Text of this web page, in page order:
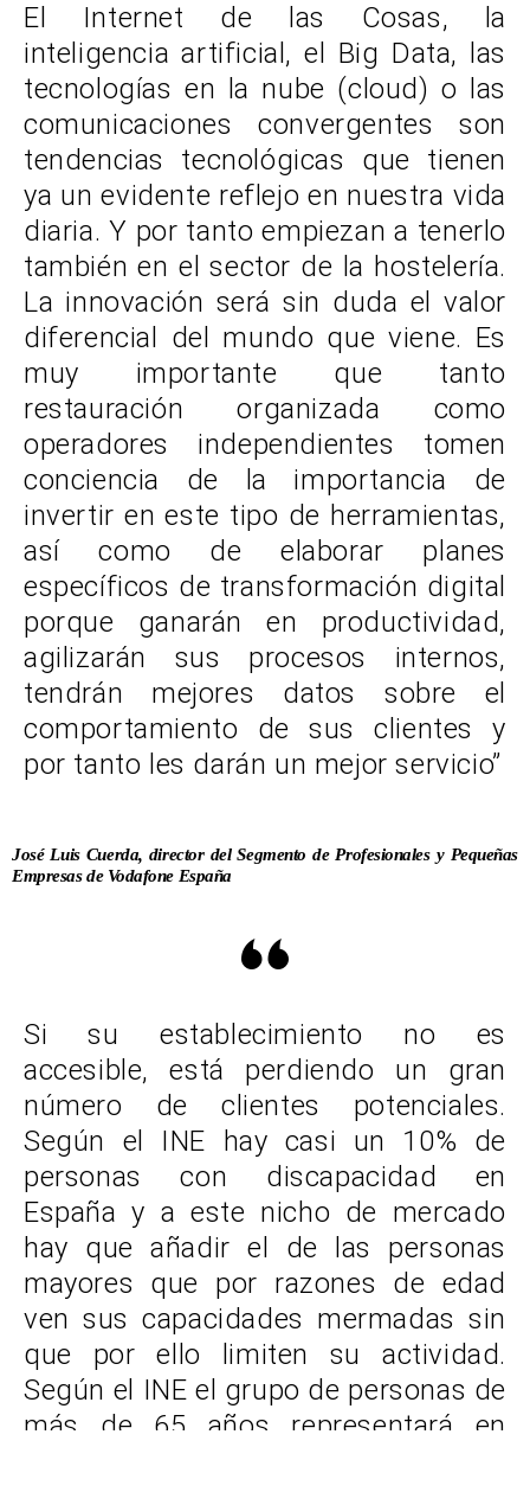
El Internet de las Cosas, la
inteligencia artificial, el Big Data, las
tecnologías en la nube (cloud) o las
comunicaciones convergentes son
tendencias tecnológicas que tienen
ya un evidente reflejo en nuestra vida
diaria. Y por tanto empiezan a tenerlo
también en el sector de la hostelería.
La innovación será sin duda el valor
diferencial del mundo que viene. Es
muy importante que tanto
restauración organizada como
operadores independientes tomen
conciencia de la importancia de
invertir en este tipo de herramientas,
así como de elaborar planes
específicos de transformación digital
porque ganarán en productividad,
agilizarán sus procesos internos,
tendrán mejores datos sobre el
comportamiento de sus clientes y
por tanto les darán un mejor servicio”
José Luis Cuerda, director del Segmento de Profesionales y Pequeñas
Empresas de Vodafone España
Si su establecimiento no es
accesible, está perdiendo un gran
número de clientes potenciales.
Según el INE hay casi un 10% de
personas con discapacidad en
España y a este nicho de mercado
hay que añadir el de las personas
mayores que por razones de edad
ven sus capacidades mermadas sin
que por ello limiten su actividad.
Según el INE el grupo de personas de
más de 65 años representará en